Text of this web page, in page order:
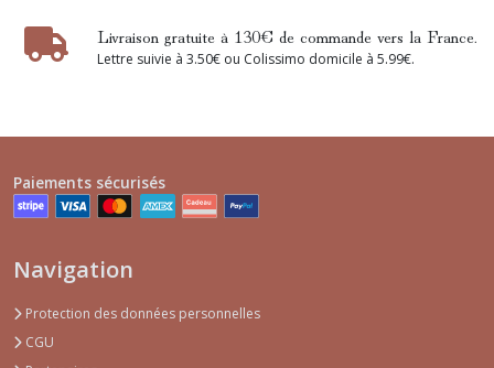
Livraison gratuite à 130€ de commande vers la France.
Lettre suivie à 3.50€ ou Colissimo domicile à 5.99€.
Paiements sécurisés
Navigation
Protection des données personnelles
CGU